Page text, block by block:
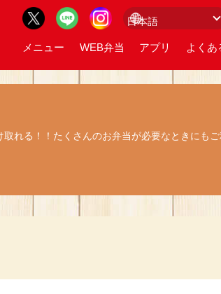
メニュー WEB弁当 アプリ よくあ
れる！！たくさんのお弁当が必要なときにもご